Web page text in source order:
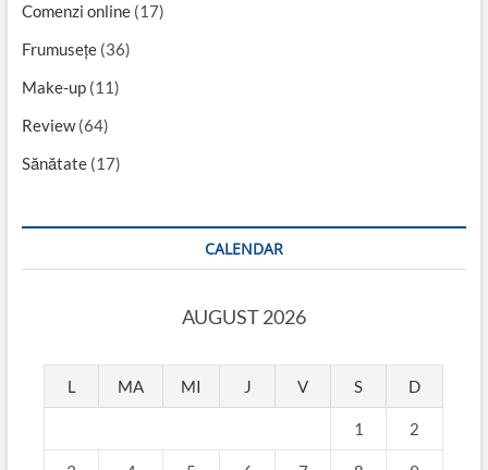
Comenzi online(17)
Frumusețe(36)
Make-up(11)
Review(64)
Sănătate(17)
CALENDAR
AUGUST 2026
L MA MI J V S D
1 2